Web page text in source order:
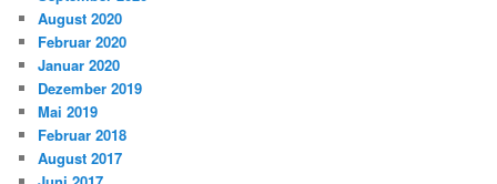
August 2020
Februar 2020
Januar 2020
Dezember 2019
Mai 2019
Februar 2018
August 2017